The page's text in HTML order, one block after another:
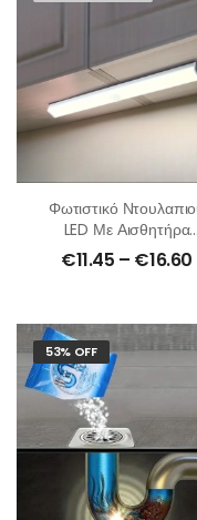
Φωτιστικό
LED Με Αισθητήρα
Κίνησης
€11.45 – €16.60
53% OFF